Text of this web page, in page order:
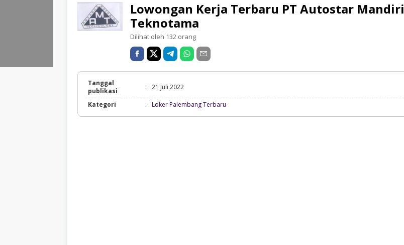
Lowongan Kerja Terbaru PT Autostar Mandiri
Teknotama
Dilihat oleh 132 orang
Tanggal
publikasi
: 21 Juli 2022
Kategori : Loker Palembang Terbaru